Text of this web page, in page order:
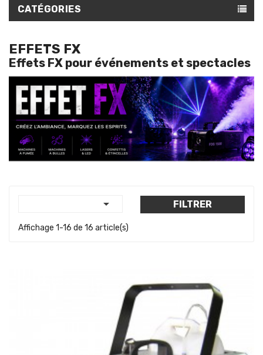
CATÉGORIES
EFFETS FX
Effets FX pour événements et spectacles
 FILTRER
Affichage 1-16 de 16 article(s)